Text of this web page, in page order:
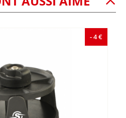
- 4 €